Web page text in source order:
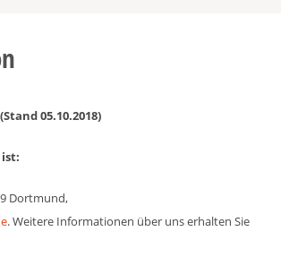
05.10.2018)
Dortmund,
. Weitere Informationen über uns erhalten Sie